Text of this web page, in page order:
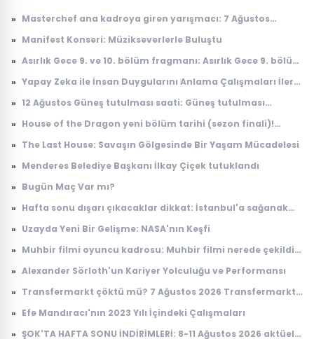
» Masterchef ana kadroya giren yarışmacı: 7 Ağustos
» Manifest Konseri: Müzikseverlerle Buluştu
» Asırlık Gece 9. ve 10. bölüm fragmanı: Asırlık Gece 9. bölüm
» Yapay Zeka ile İnsan Duygularını Anlama Çalışmaları İleri
» 12 Ağustos Güneş tutulması saati: Güneş tutulması
» House of the Dragon yeni bölüm tarihi (sezon finali)!
yayınlanacak?
» The Last House: Savaşın Gölgesinde Bir Yaşam Mücadelesi
» Menderes Belediye Başkanı İlkay Çiçek tutuklandı
» Bugün Maç Var mı?
» Hafta sonu dışarı çıkacaklar dikkat: İstanbul'a sağanak
» Uzayda Yeni Bir Gelişme: NASA'nın Keşfi
» Muhbir filmi oyuncu kadrosu: Muhbir filmi nerede çekildi,
» Alexander Sörloth'un Kariyer Yolculuğu ve Performansı
» Transfermarkt çöktü mü? 7 Ağustos 2026 Transfermarkt
» Efe Mandıracı'nın 2023 Yılı İçindeki Çalışmaları
» ŞOK'TA HAFTA SONU İNDİRİMLERİ: 8-11 Ağustos 2026 aktüel